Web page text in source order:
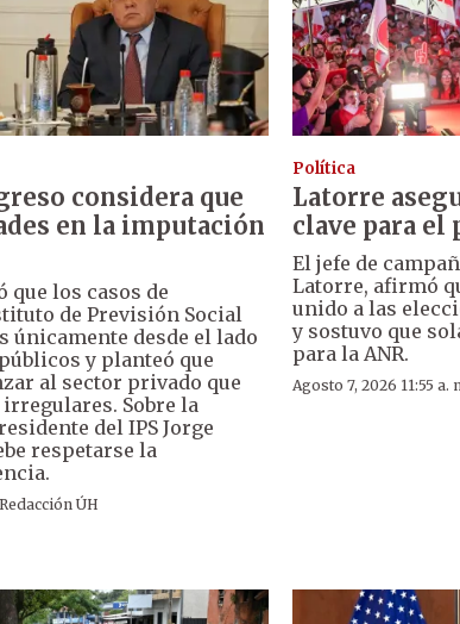
considera que
en la imputación
que los casos de
de Previsión Social
únicamente desde el lado
y planteó que
al sector privado que
Sobre la
del IPS Jorge
respetarse la
Redacción ÚH
Política
Latorre
clave para el
El jefe de
Latorre, afirmó
unido a las
y sostuvo que
para la ANR.
Agosto 7, 2026 11:55 a.